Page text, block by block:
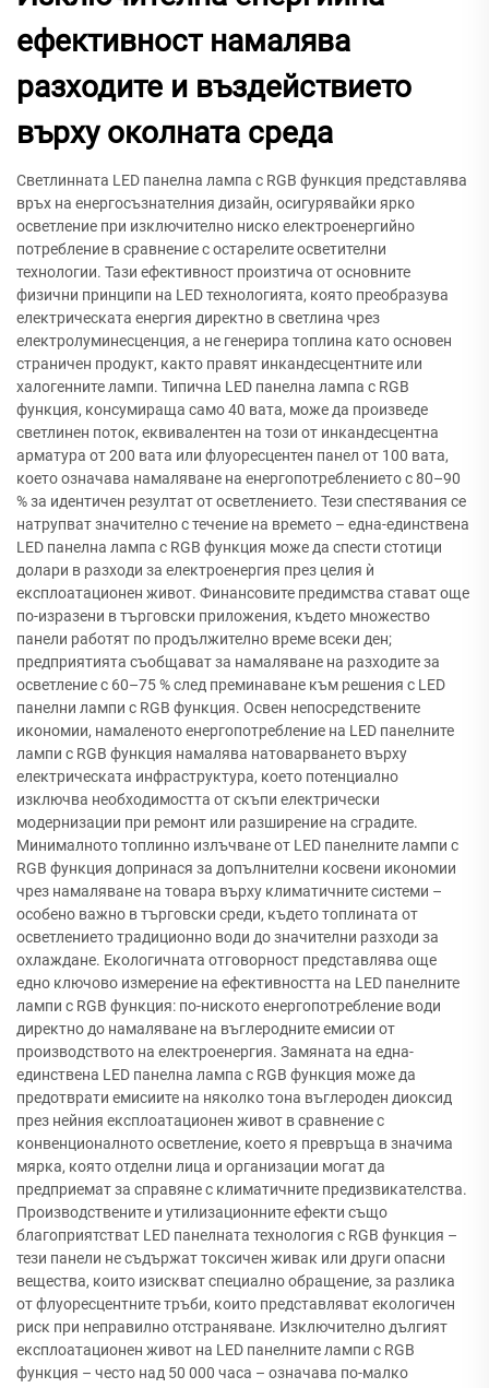
ефективност намалява
разходите и въздействието
върху околната среда
Светлинната LED панелна лампа с RGB функция представлява
връх на енергосъзнателния дизайн, осигурявайки ярко
осветление при изключително ниско електроенергийно
потребление в сравнение с остарелите осветителни
технологии. Тази ефективност произтича от основните
физични принципи на LED технологията, която преобразува
електрическата енергия директно в светлина чрез
електролуминесценция, а не генерира топлина като основен
страничен продукт, както правят инкандесцентните или
халогенните лампи. Типична LED панелна лампа с RGB
функция, консумираща само 40 вата, може да произведе
светлинен поток, еквивалентен на този от инкандесцентна
арматура от 200 вата или флуоресцентен панел от 100 вата,
което означава намаляване на енергопотреблението с 80–90
% за идентичен резултат от осветлението. Тези спестявания се
натрупват значително с течение на времето – една-единствена
LED панелна лампа с RGB функция може да спести стотици
долари в разходи за електроенергия през целия ѝ
експлоатационен живот. Финансовите предимства стават още
по-изразени в търговски приложения, където множество
панели работят по продължително време всеки ден;
предприятията съобщават за намаляване на разходите за
осветление с 60–75 % след преминаване към решения с LED
панелни лампи с RGB функция. Освен непосредствените
икономии, намаленото енергопотребление на LED панелните
лампи с RGB функция намалява натоварването върху
електрическата инфраструктура, което потенциално
изключва необходимостта от скъпи електрически
модернизации при ремонт или разширение на сградите.
Минималното топлинно излъчване от LED панелните лампи с
RGB функция допринася за допълнителни косвени икономии
чрез намаляване на товара върху климатичните системи –
особено важно в търговски среди, където топлината от
осветлението традиционно води до значителни разходи за
охлаждане. Екологичната отговорност представлява още
едно ключово измерение на ефективността на LED панелните
лампи с RGB функция: по-ниското енергопотребление води
директно до намаляване на въглеродните емисии от
производството на електроенергия. Замяната на една-
единствена LED панелна лампа с RGB функция може да
предотврати емисиите на няколко тона въглероден диоксид
през нейния експлоатационен живот в сравнение с
конвенционалното осветление, което я превръща в значима
мярка, която отделни лица и организации могат да
предприемат за справяне с климатичните предизвикателства.
Производствените и утилизационните ефекти също
благоприятстват LED панелната технология с RGB функция –
тези панели не съдържат токсичен живак или други опасни
вещества, които изискват специално обращение, за разлика
от флуоресцентните тръби, които представляват екологичен
риск при неправилно отстраняване. Изключително дългият
експлоатационен живот на LED панелните лампи с RGB
функция – често над 50 000 часа – означава по-малко